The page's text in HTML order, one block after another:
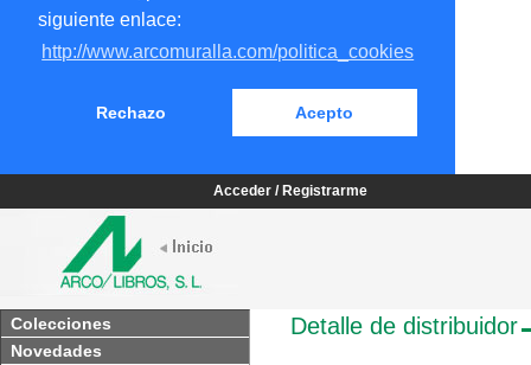
siguiente enlace:
http://www.arcomuralla.com/politica_cookies
Rechazo Acepto
Acceder / Registrarme
Colecciones
Novedades
Detalle de distribuidor